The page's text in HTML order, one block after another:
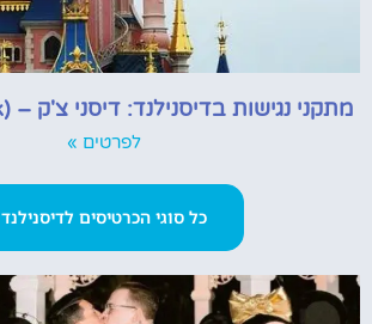
מתקני נגישות בדיסנילנד: דיסני צ'ק – (Disney Check)
לפרטים »
כל סוגי הכרטיסים לדיסנילנד